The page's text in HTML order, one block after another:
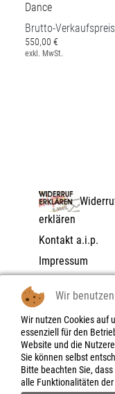
Dance
Brutto-
550,00 €
exkl. MwSt.
erklären
Kontakt a.i.p.
Impressum
AGB | Zahlungs-
Widerrufsrecht
-formular
Wir
Wir nutzen Cookies auf
essenziell für den
Website und die
Sie können selbst
Bitte beachten Sie,
alle Funktionalitäten